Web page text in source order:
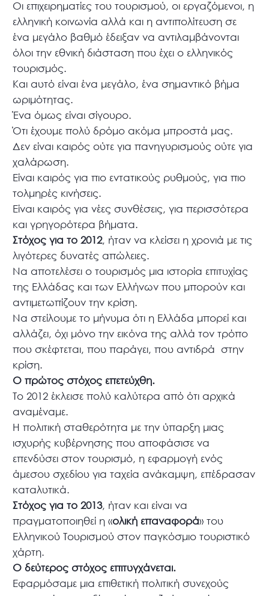
Οι επιχειρηματίες του τουρισμού, οι εργαζόμενοι, η
ελληνική κοινωνία αλλά και η αντιπολίτευση σε
ένα μεγάλο βαθμό έδειξαν να αντιλαμβάνονται
όλοι την εθνική διάσταση που έχει ο ελληνικός
τουρισμός.
Και αυτό είναι ένα μεγάλο, ένα σημαντικό βήμα
ωριμότητας.
Ένα όμως είναι σίγουρο.
Ότι έχουμε πολύ δρόμο ακόμα μπροστά μας.
Δεν είναι καιρός ούτε για πανηγυρισμούς ούτε για
χαλάρωση.
Είναι καιρός για πιο εντατικούς ρυθμούς, για πιο
τολμηρές κινήσεις.
Είναι καιρός για νέες συνθέσεις, για περισσότερα
και γρηγορότερα βήματα.
Στόχος για το 2012, ήταν να κλείσει η χρονιά με τις
λιγότερες δυνατές απώλειες.
Να αποτελέσει ο τουρισμός μια ιστορία επιτυχίας
της Ελλάδας και των Ελλήνων που μπορούν και
αντιμετωπίζουν την κρίση.
Να στείλουμε το μήνυμα ότι η Ελλάδα μπορεί και
αλλάζει, όχι μόνο την εικόνα της αλλά τον τρόπο
που σκέφτεται, που παράγει, που αντιδρά στην
κρίση.
Ο πρώτος στόχος επετεύχθη.
Το 2012 έκλεισε πολύ καλύτερα από ότι αρχικά
αναμέναμε.
Η πολιτική σταθερότητα με την ύπαρξη μιας
ισχυρής κυβέρνησης που αποφάσισε να
επενδύσει στον τουρισμό, η εφαρμογή ενός
άμεσου σχεδίου για ταχεία ανάκαμψη, επέδρασαν
καταλυτικά.
Στόχος για το 2013, ήταν και είναι να
πραγματοποιηθεί η «ολική επαναφορά» του
Ελληνικού Τουρισμού στον παγκόσμιο τουριστικό
χάρτη.
Ο δεύτερος στόχος επιτυγχάνεται.
Εφαρμόσαμε μια επιθετική πολιτική συνεχούς